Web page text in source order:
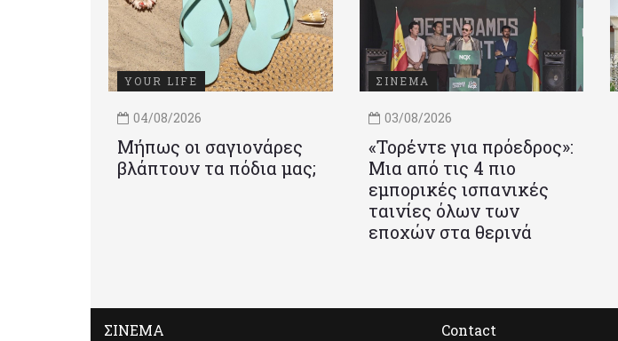
YOUR LIFE
04/08/2026
Μήπως οι σαγιονάρες
βλάπτουν τα πόδια μας;
ΣΙΝΕΜΑ
03/08/2026
«Τορέντε για πρόεδρος»:
Mια από τις 4 πιο
εμπορικές ισπανικές
ταινίες όλων των
εποχών στα θερινά
ΣΙΝΕΜΑ Contact